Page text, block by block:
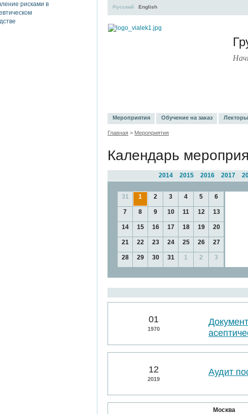
Русский English
Мероприятия Обучение на заказ Лекторы
Главная > Мероприятия
Календарь
2017
2016
2015
2014
31 1 2 3 4 5 6
7 8 9 10 11 12 13
14 15 16 17 18 19 20
21 22 23 24 25 26 27
28 29 30 31 1 2 3
01
1970
12
2019
Аудит
Москва